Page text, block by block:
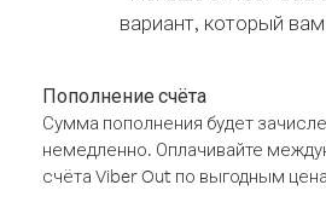
вариант, который
Пополнение счёта
Сумма пополнения будет
немедленно. Оплачивайте
счёта Viber Out по выгодным